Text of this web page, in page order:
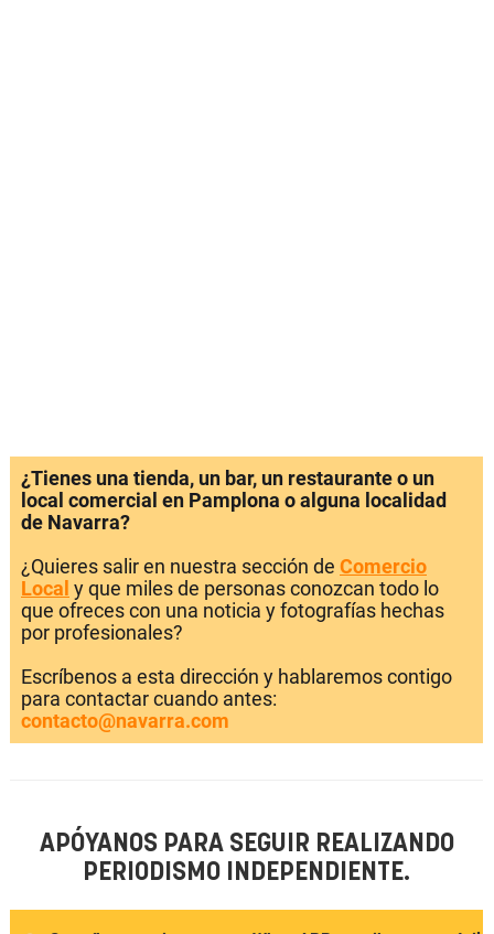
¿Tienes una tienda, un bar, un restaurante o un
local comercial en Pamplona o alguna localidad
de Navarra?
¿Quieres salir en nuestra sección de Comercio
Local y que miles de personas conozcan todo lo
que ofreces con una noticia y fotografías hechas
por profesionales?
Escríbenos a esta dirección y hablaremos contigo
para contactar cuando antes:
contacto@navarra.com
APÓYANOS PARA SEGUIR REALIZANDO
PERIODISMO INDEPENDIENTE.